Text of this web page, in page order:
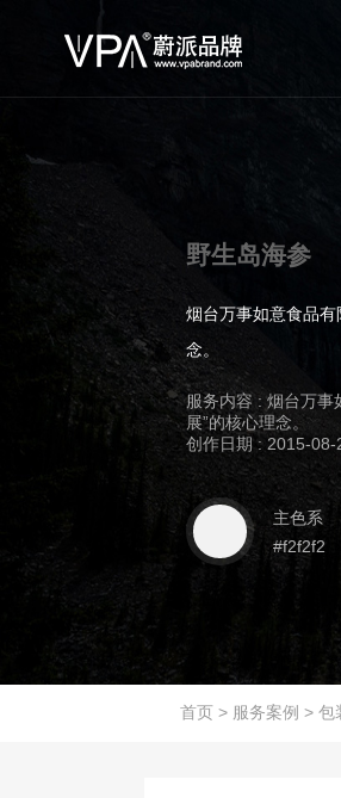
野生岛海参
烟台万事如意食品
念。
服务内容 : 烟台万事
展”的核心理念。
创作日期 : 2015-08-
主色系
#f2f2f2
首页 > 服务案例 > 包